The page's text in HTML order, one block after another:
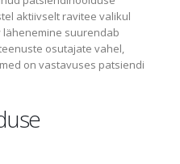
aktiivselt ravitee valikul
suurendab
osutajate vahel,
on vastavuses patsiendi